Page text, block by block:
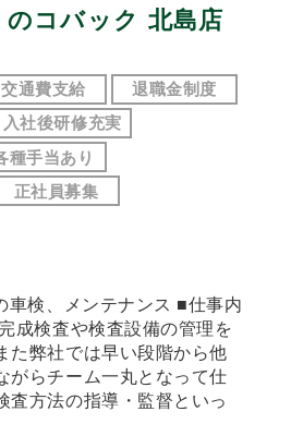
のコバック 北島店
交通費支給
退職金制度
入社後研修充実
種手当あり
正社員募集
車検、メンテナンス ■仕事内
成検査や検査設備の管理を
た弊社では早い段階から他
がらチーム一丸となって仕
査方法の指導・監督といっ